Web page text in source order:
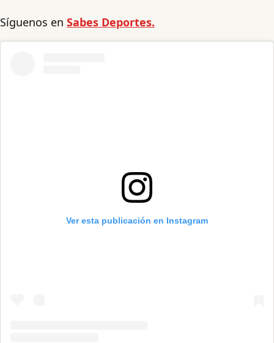
Síguenos en Sabes Deportes.
Ver esta publicación en Instagram